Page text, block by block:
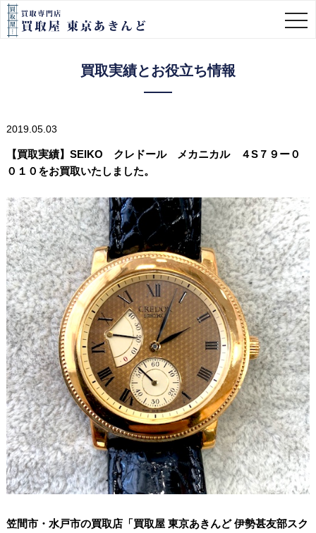
買取実績とお役立ち情報
2019.05.03
【買取実績】SEIKO クレドール メカニカル ４S７９ー０
０１０をお買取いたしました。
笠間市・水戸市の買取店「買取屋 東京あきんど 伊勢甚友部スク